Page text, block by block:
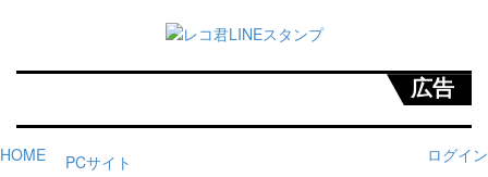
広告
HOME ログイン
PCサイト